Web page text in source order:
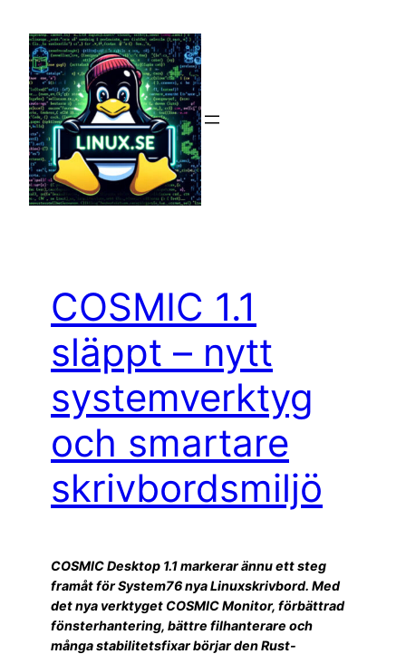
innehåll
COSMIC 1.1
släppt – nytt
systemverktyg
och smartare
skrivbordsmiljö
COSMIC Desktop 1.1 markerar ännu ett steg
framåt för System76 nya Linuxskrivbord. Med
det nya verktyget COSMIC Monitor, förbättrad
fönsterhantering, bättre filhanterare och
många stabilitetsfixar börjar den Rust-